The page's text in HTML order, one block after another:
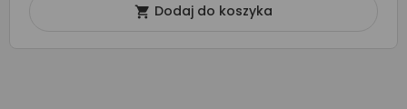
 Dodaj do koszyka